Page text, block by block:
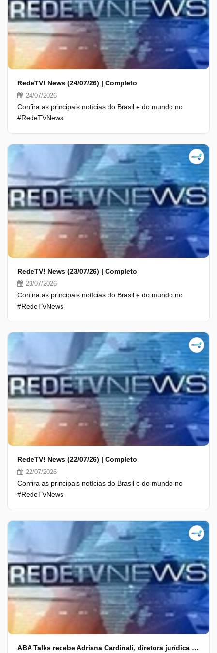
RedeTV! News (24/07/26) | Completo
24/07/2026
Confira as principais notícias do Brasil e do mundo no
#RedeTVNews
RedeTV! News (23/07/26) | Completo
23/07/2026
Confira as principais notícias do Brasil e do mundo no
#RedeTVNews
RedeTV! News (22/07/26) | Completo
22/07/2026
Confira as principais notícias do Brasil e do mundo no
#RedeTVNews
ABA Talks recebe Adriana Cardinali, diretora jurídica do Mercado Livre